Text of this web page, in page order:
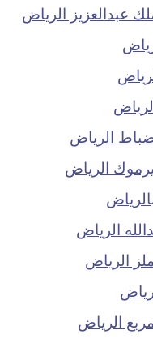
عبدالعزيز الرياض
الرياض
الرياض
الرياض
الرياض
الرياض